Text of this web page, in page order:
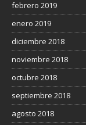
febrero 2019
enero 2019
diciembre 2018
noviembre 2018
octubre 2018
septiembre 2018
agosto 2018